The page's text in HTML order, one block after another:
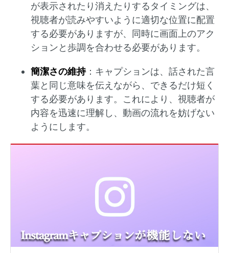
が表示されたり消えたりするタイミングは、
視聴者が読みやすいように適切な位置に配置
する必要がありますが、同時に画面上のアク
ションと歩調を合わせる必要があります。
簡潔さの維持：​キャプションは、話された言
葉と同じ意味を伝えながら、できるだけ短く
する必要があります。​これにより、視聴者が
内容を迅速に理解し、動画の流れを妨げない
ようにします。